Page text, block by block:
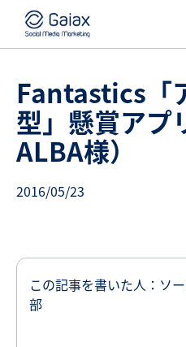
Fantastics「
型」懸賞アプ
ALBA様）
2016/05/23
この記事を書いた人：ソ
部